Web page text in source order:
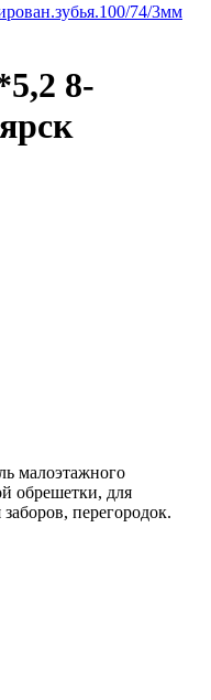
74/3мм
8-
малоэтажного
обрешетки, для
перегородок.